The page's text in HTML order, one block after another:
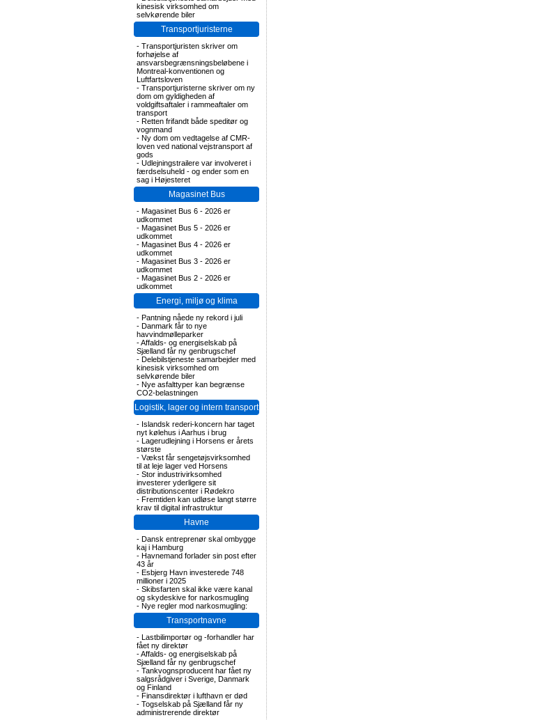
kinesisk virksomhed om
selvkørende biler
Transportjuristerne
- Transportjuristen skriver om
forhøjelse af
ansvarsbegrænsningsbeløbene i
Montreal-konventionen og
Luftfartsloven
- Transportjuristerne skriver om ny
dom om gyldigheden af
voldgiftsaftaler i rammeaftaler om
transport
- Retten frifandt både speditør og
vognmand
- Ny dom om vedtagelse af CMR-
loven ved national vejstransport af
gods
- Udlejningstrailere var involveret i
færdselsuheld - og ender som en
sag i Højesteret
Magasinet Bus
- Magasinet Bus 6 - 2026 er
udkommet
- Magasinet Bus 5 - 2026 er
udkommet
- Magasinet Bus 4 - 2026 er
udkommet
- Magasinet Bus 3 - 2026 er
udkommet
- Magasinet Bus 2 - 2026 er
udkommet
Energi, miljø og klima
- Pantning nåede ny rekord i juli
- Danmark får to nye
havvindmølleparker
-Affalds- og energiselskab på
Sjælland får ny genbrugschef
- Delebilstjeneste samarbejder med
kinesisk virksomhed om
selvkørende biler
- Nye asfalttyper kan begrænse
CO2-belastningen
Logistik, lager og intern transport
- Islandsk rederi-koncern har taget
nyt kølehus i Aarhus i brug
- Lagerudlejning i Horsens er årets
største
- Vækst får sengetøjsvirksomhed
til at leje lager ved Horsens
- Stor industrivirksomhed
investerer yderligere sit
distributionscenter i Rødekro
- Fremtiden kan udløse langt større
krav til digital infrastruktur
Havne
- Dansk entreprenør skal ombygge
kaj i Hamburg
- Havnemand forlader sin post efter
43 år
- Esbjerg Havn investerede 748
millioner i 2025
- Skibsfarten skal ikke være kanal
og skydeskive for narkosmugling
- Nye regler mod narkosmugling:
Transportnavne
- Lastbilimportør og -forhandler har
fået ny direktør
-Affalds- og energiselskab på
Sjælland får ny genbrugschef
- Tankvognsproducent har fået ny
salgsrådgiver i Sverige, Danmark
og Finland
- Finansdirektør i lufthavn er død
- Togselskab på Sjælland får ny
administrerende direktør